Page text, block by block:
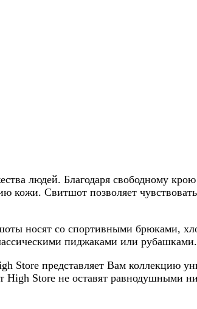
людей. Благодаря свободному
кожи. Свитшот позволяет
носят со спортивными брюками,
пиджаками или рубашками.
Store представляет Вам коллекцию
Store не оставят равнодушными